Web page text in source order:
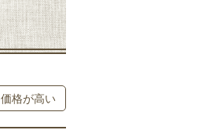
価格が高い